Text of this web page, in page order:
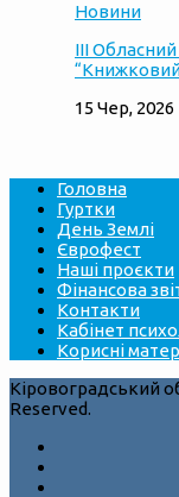
Новини
ІІІ
15 Чер, 2026
Головна
Гуртки
День Землі
Єврофест
Наші проєкти
Фінансова
Контакти
Кабінет
Корисні
Кіровоградський
Reserved.